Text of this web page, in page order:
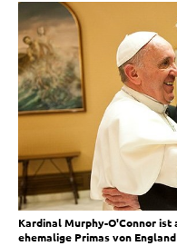
Kardinal Murphy-O'Connor ist
ehemalige Primas von